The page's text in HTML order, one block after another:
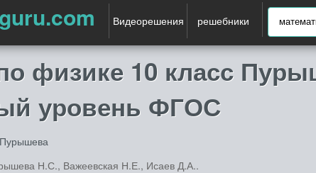
Видеорешения решебники
физике 10 класс
уровень ФГОС
Пурышева
Н.С., Важеевская Н.Е., Исаев Д.А..